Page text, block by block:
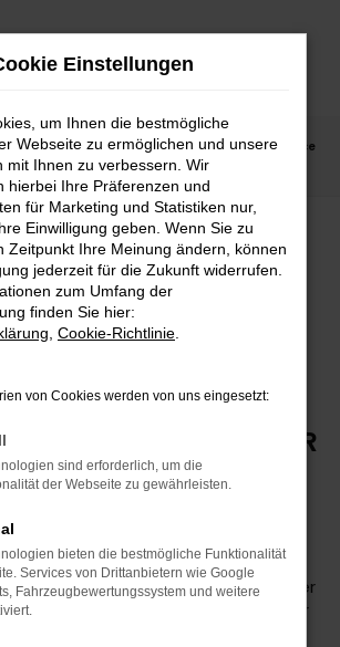
Opel in Balingen günstig kaufen | Lieferservice
kaufen |
nach
IHREN NEUEN OPEL FÜR
MOBILITÄT IN
Hersteller. Der Autobauer
Tradition, andererseits aber immer
und eine zeitgemäße
Einstellungen
um Ihnen die bestmögliche
Webseite zu ermöglichen und unsere
mit Ihnen zu verbessern. Wir
hierbei Ihre Präferenzen und
für Marketing und Statistiken nur,
Einwilligung geben. Wenn Sie zu
Zeitpunkt Ihre Meinung ändern, können
jederzeit für die Zukunft widerrufen.
zum Umfang der
finden Sie hier:
Cookie-Richtlinie
von Cookies werden von uns eingesetzt:
sind erforderlich, um die
der Webseite zu gewährleisten.
bieten die bestmögliche Funktionalität
Services von Drittanbietern wie Google
Fahrzeugbewertungssystem und weitere